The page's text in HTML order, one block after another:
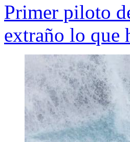
Primer piloto
extraño lo que